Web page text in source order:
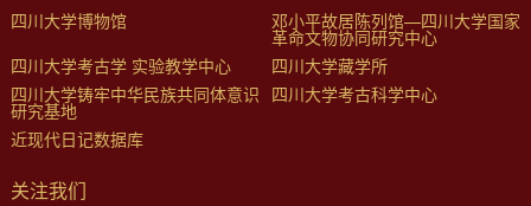
四川大学博物馆 邓小平故居陈列馆—四川大学国家
革命文物协同研究中心
四川大学考古学 实验教学中心
四川大学藏学所
四川大学铸牢中华民族共同体意识
研究基地
四川大学考古科学中心
近现代日记数据库
关注我们